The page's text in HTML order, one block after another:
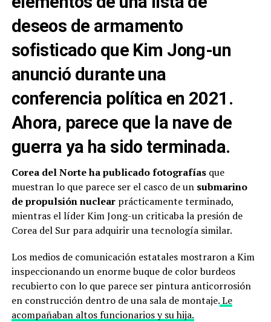
deseos de armamento
sofisticado que Kim Jong-un
anunció durante una
conferencia política en 2021.
Ahora, parece que la nave de
guerra ya ha sido terminada.
Corea del Norte ha publicado fotografíasque
muestran lo que parece ser el casco de un submarino
de propulsión nuclearprácticamente terminado,
mientras el líder Kim Jong-un criticaba la presión de
Corea del Sur para adquirir una tecnología similar.
Los medios de comunicación estatales mostraron a Kim
inspeccionando un enorme buque de color burdeos
recubierto con lo que parece ser pintura anticorrosión
en construcción dentro de una sala de montaje.Le
acompañaban altos funcionarios y su hija.